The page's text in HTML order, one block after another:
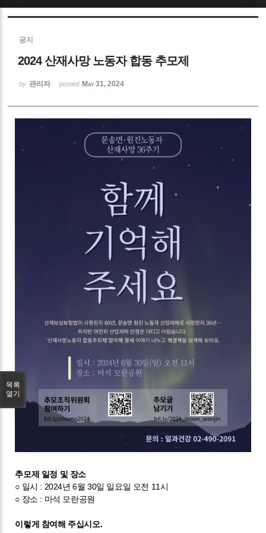
공지
2024 산재사망 노동자 합동 추모제
by 관리자 posted May 31, 2024
추모제 일정 및 장소
○ 일시 : 2024년6월30일 일요일 오전 11시
○ 장소 : 마석 모란공원
이렇게 참여해 주십시오.
목록
열기
Sketchbook5, 스케치북5
Sketchbook5, 스케치북5